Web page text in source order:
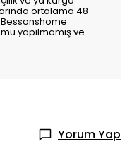
ortalama 48
yapılmamış ve
Yorum Yap